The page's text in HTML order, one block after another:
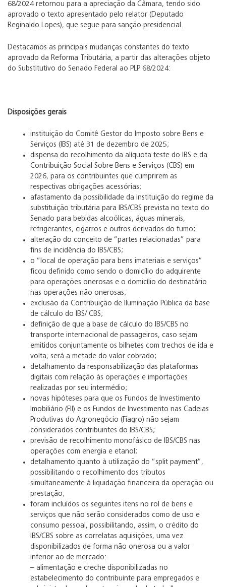
68/2024 retornou para a apreciação da Câmara, tendo sido
aprovado o texto apresentado pelo relator (Deputado
Reginaldo Lopes), que segue para sanção presidencial.
Destacamos as principais mudanças constantes do texto
aprovado da Reforma Tributária, a partir das alterações objeto
do Substitutivo do Senado Federal ao PLP 68/2024:
Disposições gerais
instituição do Comitê Gestor do Imposto sobre Bens e
Serviços (IBS) até 31 de dezembro de 2025;
dispensa do recolhimento da alíquota teste do IBS e da
Contribuição Social Sobre Bens e Serviços (CBS) em
2026, para os contribuintes que cumprirem as
respectivas obrigações acessórias;
afastamento da possibilidade da instituição do regime da
substituição tributária para IBS/CBS prevista no texto do
Senado para bebidas alcoólicas, águas minerais,
refrigerantes, cigarros e outros derivados do fumo;
alteração do conceito de “partes relacionadas” para
fins de incidência do IBS/CBS;
o “local de operação para bens imateriais e serviços”
ficou definido como sendo o domicílio do adquirente
para operações onerosas e o domicílio do destinatário
nas operações não onerosas;
exclusão da Contribuição de Iluminação Pública da base
de cálculo do IBS/ CBS;
definição de que a base de cálculo do IBS/CBS no
transporte internacional de passageiros, caso sejam
emitidos conjuntamente os bilhetes com trechos de ida e
volta, será a metade do valor cobrado;
detalhamento da responsabilização das plataformas
digitais com relação às operações e importações
realizadas por seu intermédio;
novas hipóteses para que os Fundos de Investimento
Imobiliário (FII) e os Fundos de Investimento nas Cadeias
Produtivas do Agronegócio (Fiagro) não sejam
considerados contribuintes do IBS/CBS;
previsão de recolhimento monofásico de IBS/CBS nas
operações com energia e etanol;
detalhamento quanto à utilização do “split payment”,
possibilitando o recolhimento dos tributos
simultaneamente à liquidação financeira da operação ou
prestação;
foram incluídos os seguintes itens no rol de bens e
serviços que não serão considerados como de uso e
consumo pessoal, possibilitando, assim, o crédito do
IBS/CBS sobre as correlatas aquisições, uma vez
disponibilizados de forma não onerosa ou a valor
inferior ao de mercado:
– alimentação e creche disponibilizadas no
estabelecimento do contribuinte para empregados e